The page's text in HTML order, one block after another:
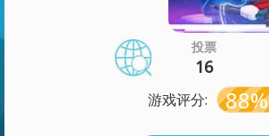
投票
16
游戏评分: 88%